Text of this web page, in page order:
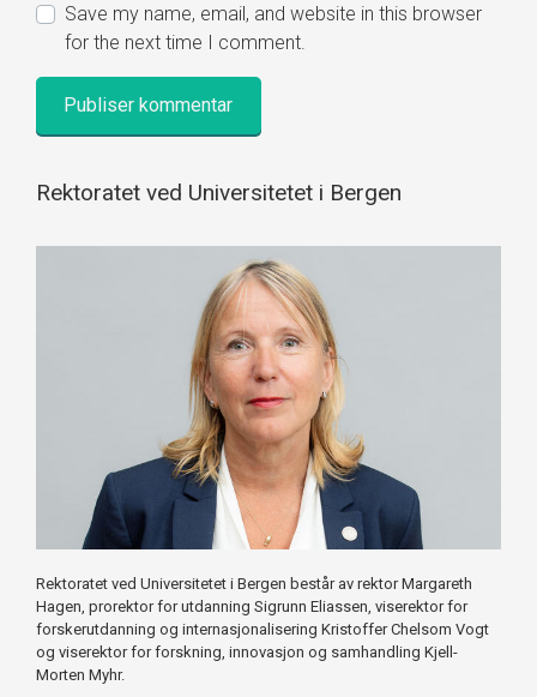
Save my name, email, and website in this browser
for the next time I comment.
Rektoratet ved Universitetet i Bergen
Rektoratet ved Universitetet i Bergen består av rektor Margareth
Hagen, prorektor for utdanning Sigrunn Eliassen, viserektor for
forskerutdanning og internasjonalisering Kristoffer Chelsom Vogt
og viserektor for forskning, innovasjon og samhandling Kjell-
Morten Myhr.